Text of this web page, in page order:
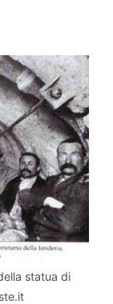
statua di